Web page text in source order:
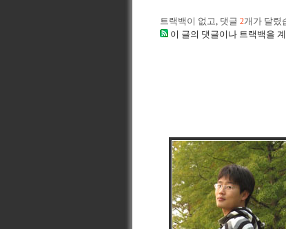
트랙백이 없고, 댓글 2개가 달렸
이 글의 댓글이나 트랙백을